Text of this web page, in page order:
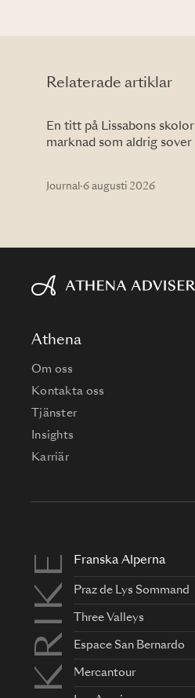
Relaterade artiklar
En titt på Lissabons
marknad som aldrig sover
Journal ·6 augusti 2026
Athena
Om oss
Kontakta oss
Tjänster
Insights
Karriär
Franska Alperna
Praz de Lys Sommand
Three Valleys
Espace San Bernardo
Mercantour